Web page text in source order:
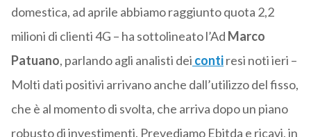
domestica, ad aprile abbiamo raggiunto quota 2,2
milioni di clienti 4G – ha sottolineato l’Ad Marco
Patuano, parlando agli analisti dei contiresi noti ieri –
Molti dati positivi arrivano anche dall’utilizzo del fisso,
che è al momento di svolta, che arriva dopo un piano
robusto di investimenti. Prevediamo Ebitda e ricavi, in